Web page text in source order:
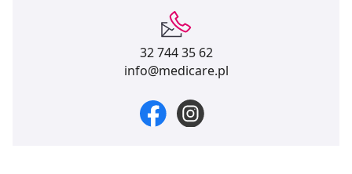
32 744 35 62
info@medicare.pl